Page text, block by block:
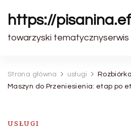
https://
towarzyski tematycznyserwis
Strona główna usługi
Maszyn do Przeniesienia: etap po
USŁUGI